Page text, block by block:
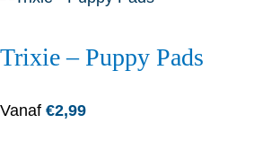
Trixie – Puppy Pads
Vanaf €2,99